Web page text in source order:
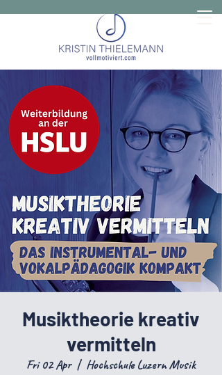
Musiktheorie kreativ
vermitteln
Fri 02 Apr
  |
Hochschule Luzern Musik